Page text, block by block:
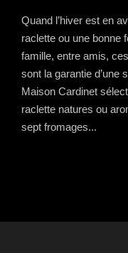
Quand l’hiver est en
raclette ou une bonne
famille, entre amis,
sont la garantie d’une
Maison Cardinet
raclette natures ou
sept fromages...